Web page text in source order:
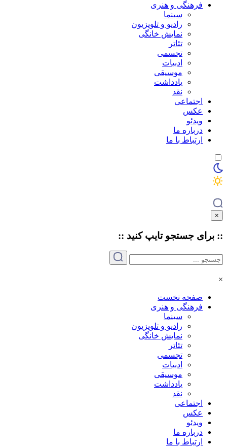
فرهنگی و هنری
سینما
رادیو و تلویزیون
نمایش خانگی
تئاتر
تجسمی
ادبیات
موسیقی
یادداشت
نقد
اجتماعی
عکس
ویدئو
درباره ما
ارتباط با ما
×
:: برای جستجو تایپکنید ::
×
صفحه نخست
فرهنگی و هنری
سینما
رادیو و تلویزیون
نمایش خانگی
تئاتر
تجسمی
ادبیات
موسیقی
یادداشت
نقد
اجتماعی
عکس
ویدئو
درباره ما
ارتباط با ما